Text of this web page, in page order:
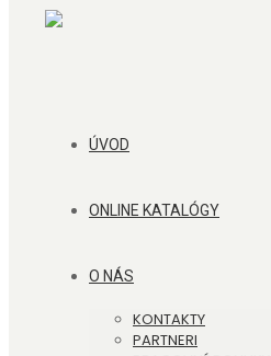
ÚVOD
ONLINE KATALÓGY
O NÁS
KONTAKTY
PARTNERI